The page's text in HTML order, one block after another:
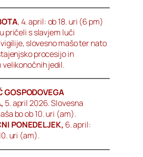
, 4. april: ob 18. uri (6 pm)
pričeli s slavjem luči
slovesno mašo ter nato
procesijo in
velikonočnih jedil.
GOSPODOVEGA
5. april 2026. Slovesna
bo ob 10. uri (am).
PONEDELJEK, 6. april:
uri (am).